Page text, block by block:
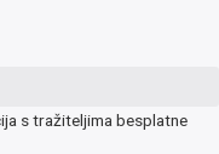
s tražiteljima besplatne